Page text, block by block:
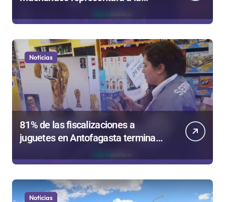
de Valparaíso
Noticias
81% de las fiscalizaciones a
juguetes en Antofagasta termina
en sumarios sanitarios
Noticias